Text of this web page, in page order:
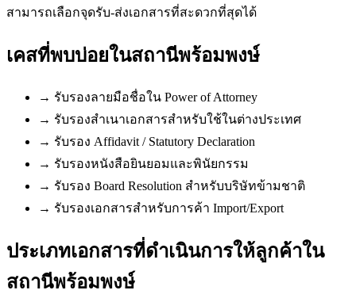
สามารถเลือกจุดรับ-ส่งเอกสารที่สะดวกที่สุดได้
เคสที่พบบ่อยในสถานีพร้อมพงษ์
→ รับรองลายมือชื่อใน Power of Attorney
→ รับรองสำเนาเอกสารสำหรับใช้ในต่างประเทศ
→ รับรอง Affidavit / Statutory Declaration
→ รับรองหนังสือยินยอมและพินัยกรรม
→ รับรอง Board Resolution สำหรับบริษัทข้ามชาติ
→ รับรองเอกสารสำหรับการค้า Import/Export
ประเภทเอกสารที่ดำเนินการให้ลูกค้าใน
สถานีพร้อมพงษ์